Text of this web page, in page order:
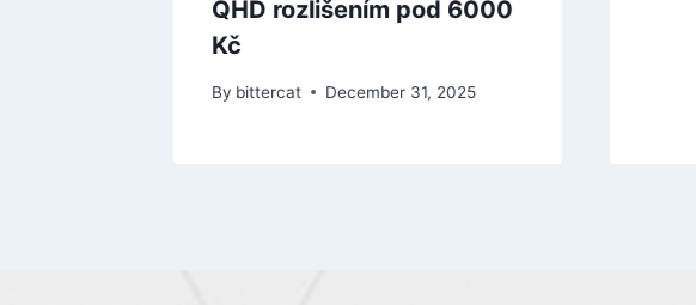
QHD rozlišením pod 6000
Kč
By bittercat December 31, 2025